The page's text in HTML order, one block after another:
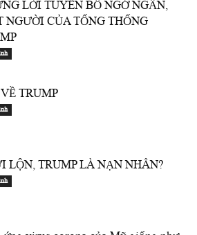
LỜI TUYÊN BỐ NGỚ NGẨN,
NGƯỜI CỦA TỔNG THỐNG
TRUMP
LỘN, TRUMP LÀ NẠN NHÂN?